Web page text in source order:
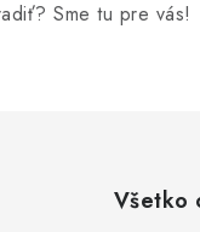
Sme tu pre vás!
Všetko